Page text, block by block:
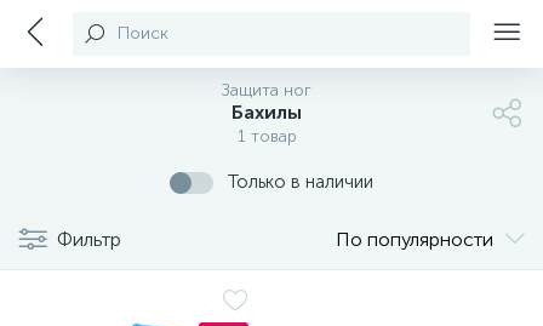
Поиск
Защита ног
Бахилы
1 товар
Только в наличии
Фильтр По популярности